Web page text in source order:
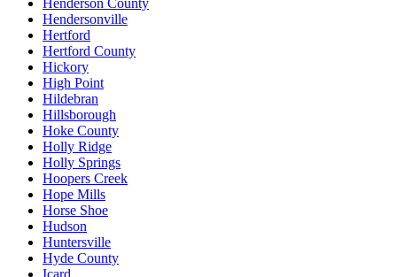
Hendersonville
Hertford
Hertford County
Hickory
High Point
Hildebran
Hillsborough
Hoke County
Holly Ridge
Holly Springs
Hoopers Creek
Hope Mills
Horse Shoe
Hudson
Huntersville
Hyde County
Icard